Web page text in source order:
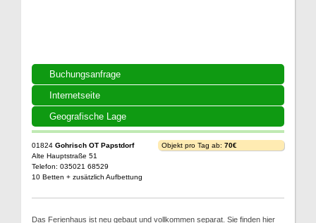
Buchungsanfrage
Internetseite
Geografische Lage
01824 Gohrisch OT Papstdorf
Alte Hauptstraße 51
Telefon: 035021 68529
10 Betten + zusätzlich Aufbettung
Objekt pro Tag ab: 70€
Das Ferienhaus ist neu gebaut und vollkommen separat. Sie finden hier